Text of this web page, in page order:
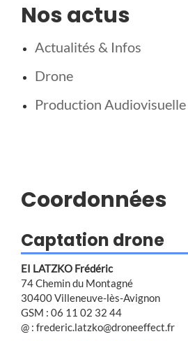
Nos actus
Actualités & Infos
Drone
Production Audiovisuelle
Coordonnées
Captation drone
EI LATZKO Frédéric
74 Chemin du Montagné
30400 Villeneuve-lès-Avignon
GSM : 06 11 02 32 44
@ : frederic.latzko@droneeffect.fr